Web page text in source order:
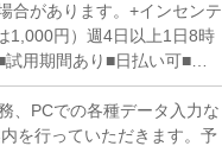
合があります。+インセンテ
1,000円）週4日以上1日8時
用期間あり■日払い可■週
、PCでの各種データ入力な
を行っていただきます。予